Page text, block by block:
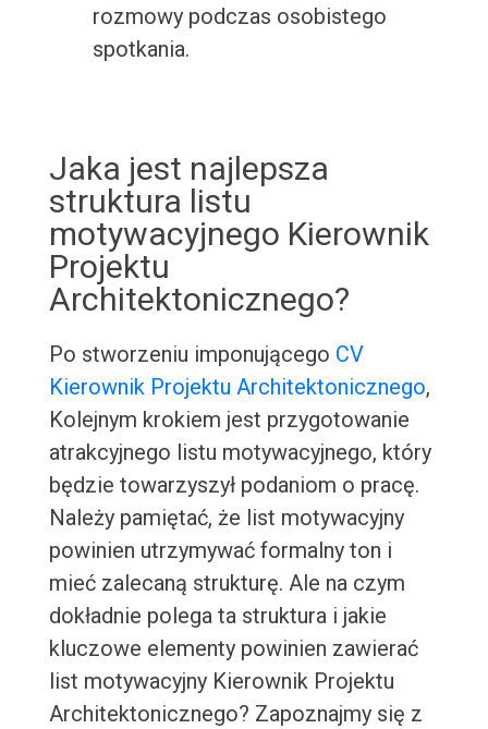
rozmowy podczas osobistego
spotkania.
Jaka jest najlepsza
struktura listu
motywacyjnego Kierownik
Projektu
Architektonicznego?
Po stworzeniu imponującego CV
Kierownik Projektu Architektonicznego,
Kolejnym krokiem jest przygotowanie
atrakcyjnego listu motywacyjnego, który
będzie towarzyszył podaniom o pracę.
Należy pamiętać, że list motywacyjny
powinien utrzymywać formalny ton i
mieć zalecaną strukturę. Ale na czym
dokładnie polega ta struktura i jakie
kluczowe elementy powinien zawierać
list motywacyjny Kierownik Projektu
Architektonicznego? Zapoznajmy się z